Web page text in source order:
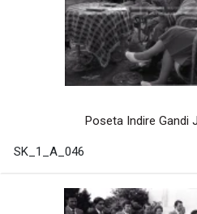
Poseta Indire Gandi
SK_1_A_046